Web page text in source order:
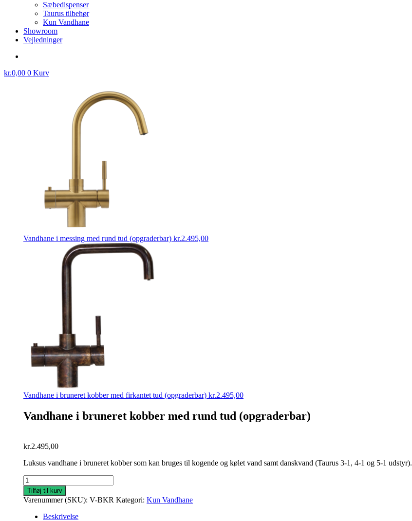
Sæbedispenser
Taurus tilbehør
Kun Vandhane
Showroom
Vejledninger
kr.0,00 0 Kurv
Vandhane i messing med rund tud (opgraderbar) kr.2.495,00
Vandhane i bruneret kobber med firkantet tud (opgraderbar) kr.2.495,00
Vandhane i bruneret kobber med rund tud (opgraderbar)
kr.2.495,00
Luksus vandhane i bruneret kobber som kan bruges til kogende og kølet vand samt danskvand (Taurus 3-1, 4-1 og 5-1 udstyr).
Vandhane
i
bruneret
kobber
med
Tilføj til kurv
Varenummer (SKU): V-BKR Kategori: Kun Vandhane
Beskrivelse